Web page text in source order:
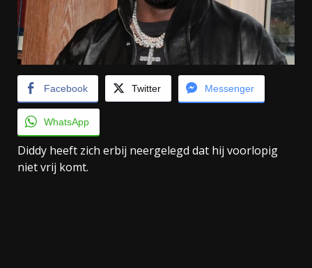
Facebook Twitter Messenger
WhatsApp
Diddy heeft zich erbij neergelegd dat hij voorlopig
niet vrij komt.